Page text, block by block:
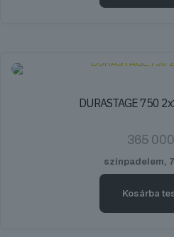
DURASTAGE 750
365 000
színpadelem,
Kosárba